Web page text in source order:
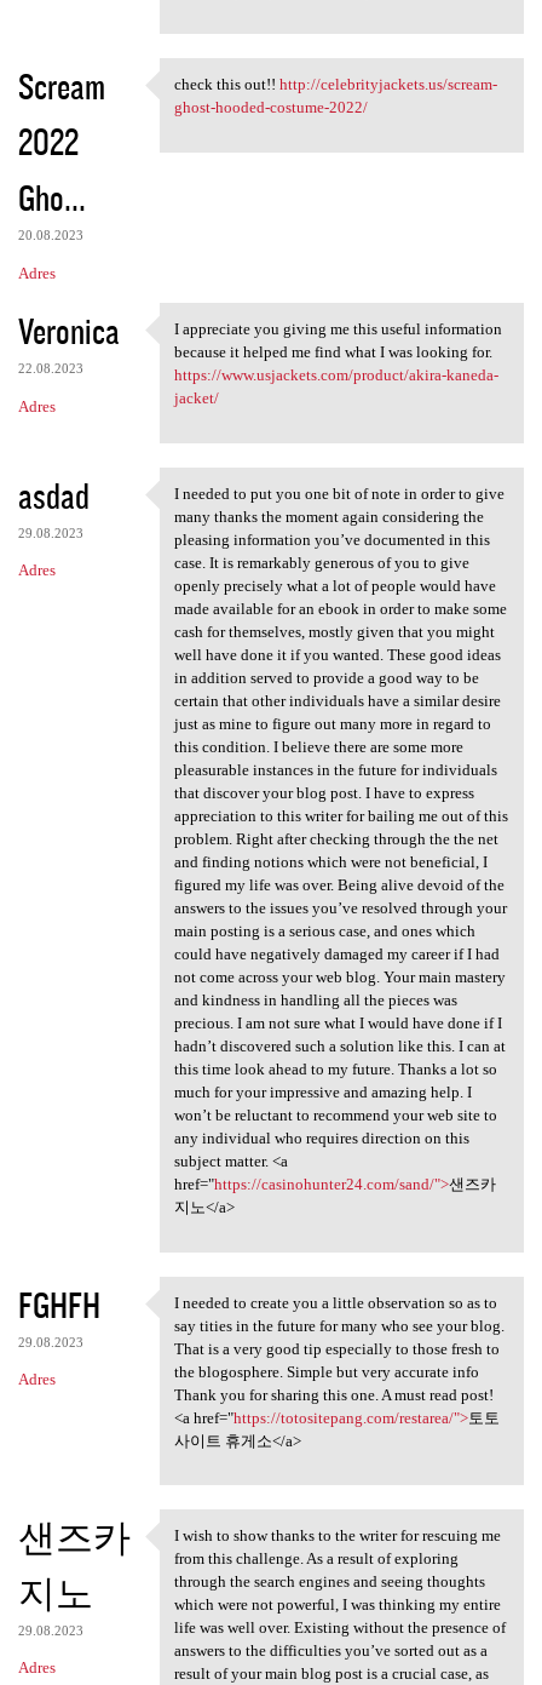
Scream
2022
Gho...
20.08.2023
Adres
check this out!! http:/
check this out!! http://celebrityjackets.us/scream-
ghost-hooded-costume-2022/
Veronica
22.08.2023
Adres
I appreciate you giving me
I appreciate you giving me this useful information
because it helped me find what I was looking for.
https://www.usjackets.com/product/akira-kaneda-
jacket/
asdad
29.08.2023
Adres
I needed to put you one bit
I needed to put you one bit of note in order to give
many thanks the moment again considering the
pleasing information you’ve documented in this
case. It is remarkably generous of you to give
openly precisely what a lot of people would have
made available for an ebook in order to make some
cash for themselves, mostly given that you might
well have done it if you wanted. These good ideas
in addition served to provide a good way to be
certain that other individuals have a similar desire
just as mine to figure out many more in regard to
this condition. I believe there are some more
pleasurable instances in the future for individuals
that discover your blog post. I have to express
appreciation to this writer for bailing me out of this
problem. Right after checking through the the net
and finding notions which were not beneficial, I
figured my life was over. Being alive devoid of the
answers to the issues you’ve resolved through your
main posting is a serious case, and ones which
could have negatively damaged my career if I had
not come across your web blog. Your main mastery
and kindness in handling all the pieces was
precious. I am not sure what I would have done if I
hadn’t discovered such a solution like this. I can at
this time look ahead to my future. Thanks a lot so
much for your impressive and amazing help. I
won’t be reluctant to recommend your web site to
any individual who requires direction on this
subject matter. <a
href="https://casinohunter24.com/sand/">샌즈카
지노</a>
FGHFH
29.08.2023
Adres
I needed to create you a
I needed to create you a little observation so as to
say tities in the future for many who see your blog.
That is a very good tip especially to those fresh to
the blogosphere. Simple but very accurate info
Thank you for sharing this one. A must read post!
<a href="https://totositepang.com/restarea/">토토
사이트 휴게소</a>
샌즈카
지노
29.08.2023
Adres
I wish to show thanks to the
I wish to show thanks to the writer for rescuing me
from this challenge. As a result of exploring
through the search engines and seeing thoughts
which were not powerful, I was thinking my entire
life was well over. Existing without the presence of
answers to the difficulties you’ve sorted out as a
result of your main blog post is a crucial case, as